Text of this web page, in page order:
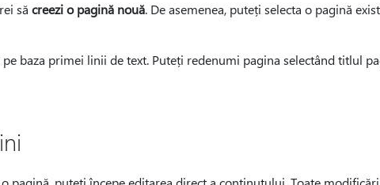
să creezi o pagină nouă. De asemenea, puteți selecta o pagină
baza primei linii de text. Puteți redenumi pagina selectând titlul